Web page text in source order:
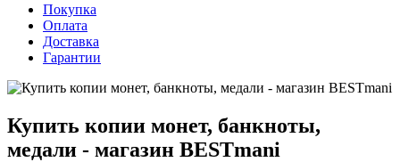
Покупка
Оплата
Доставка
Гарантии
Купить копии монет, банкноты,
медали - магазин BESTmani